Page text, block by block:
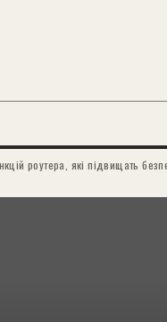
роутера, які підвищать